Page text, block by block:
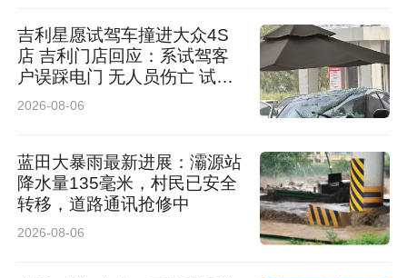
局官方总机、值班电话，均无人接听。
为全面核实事件、倾听双方声音，记者根据受害
人家属赵先生提供的联系方式，多次致电施暴者
记者：陈红
吉利星愿试驾车撞进大众4S
店 吉利门店回应：系试驾客
户误踩电门 无人员伤亡 试驾
车有全额保险
2026-08-06
蓝田大暴雨最新进展：灞源站
降水量135毫米，村民已安全
转移，道路通讯抢修中
2026-08-06